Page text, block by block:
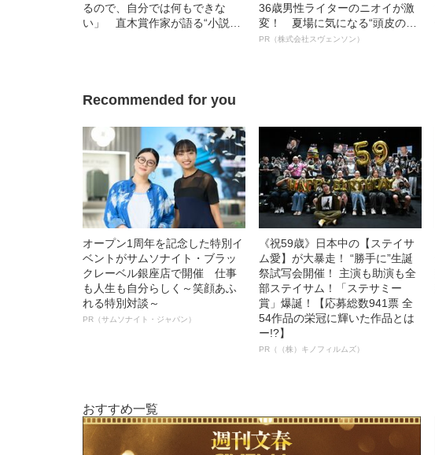
るので、自分では何もできな
い」 直木賞作家が語る“小説の
36歳男性ライターのニオイが激
変！ 夏場に気になる“頭皮のニ
オイ”や“ベタつき”を解消す
PR（株式会社スヴェンソン）
Recommended for you
オープン1周年を記念した特別イ
ベントがサムソナイト・ブラッ
クレーベル銀座店で開催 仕事
も人生も自分らしく～笑顔あふ
れる特別対談～
PR（サムソナイト・ジャパン）
《祝59歳》日本中の【ステイサ
ム愛】が大暴走！ “勝手に”生誕
祭試写会開催！ 主演も助演も全
部ステイサム！「ステサミー
賞」爆誕！【応募総数941票 全
54作品の栄冠に輝いた作品とは
ー!?】
PR（（株）キノフィルムズ）
おすすめ一覧